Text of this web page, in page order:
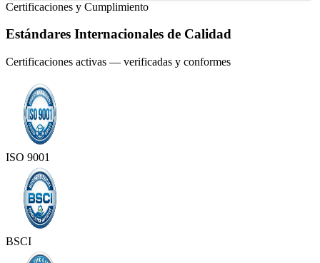
Certificaciones y Cumplimiento
Estándares Internacionales de Calidad
Certificaciones activas — verificadas y conformes
ISO 9001
BSCI